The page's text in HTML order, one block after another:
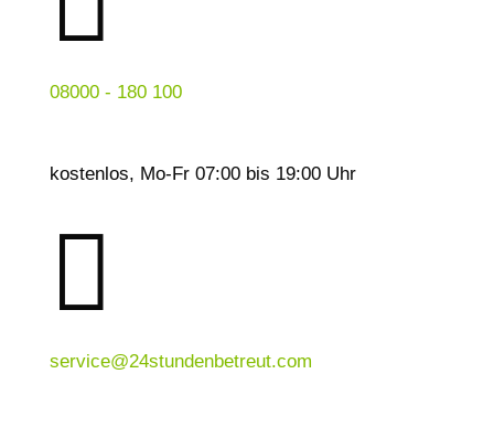
08000 - 180 100
kostenlos, Mo-Fr 07:00 bis 19:00 Uhr

service@24stundenbetreut.com